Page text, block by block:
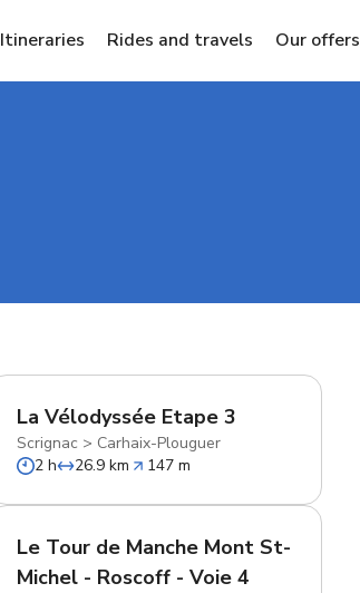
Itineraries Rides and travels Our offers
La Vélodyssée Etape 3
Scrignac > Carhaix-Plouguer
2 h
26.9 km 147 m
Le Tour de Manche Mont St-
Michel - Roscoff - Voie 4